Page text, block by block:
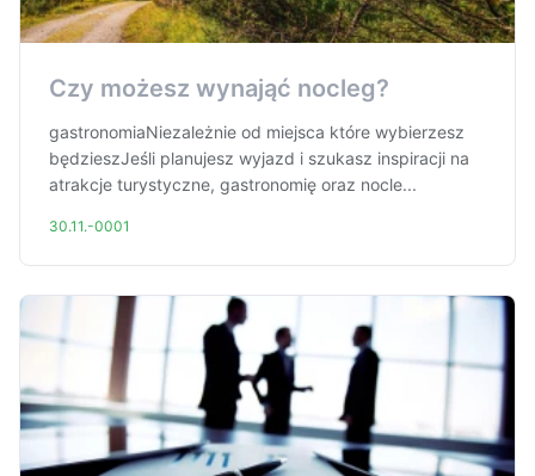
Czy możesz wynająć nocleg?
gastronomiaNiezależnie od miejsca które wybierzesz
będzieszJeśli planujesz wyjazd i szukasz inspiracji na
atrakcje turystyczne, gastronomię oraz nocle...
30.11.-0001